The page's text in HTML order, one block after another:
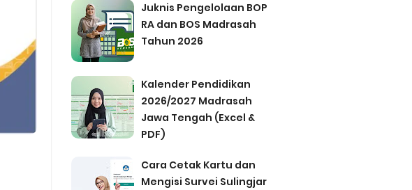
Juknis Pengelolaan BOP
RA dan BOS Madrasah
Tahun 2026
Kalender Pendidikan
2026/2027 Madrasah
Jawa Tengah (Excel &
PDF)
Cara Cetak Kartu dan
Mengisi Survei Sulingjar